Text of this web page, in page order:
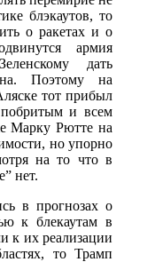
блэкаутов, то
о ракетах и о
армия
дать
Поэтому на
тот прибыл
и всем
Марку Рютте на
но упорно
на то что в
нет.
в прогнозах о
к блекаутам в
к их реализации
то Трамп